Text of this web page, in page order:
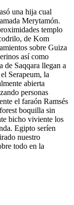
una hija cual
Merytamón.
templo
de Kom
sobre Guiza
así­ como
de Saqqara llegan a
Serapeum, la
abierta
personas
el faraón Ramsés
boquilla sin
bicho viviente los
Egipto serí­en
nuestro
todo en la